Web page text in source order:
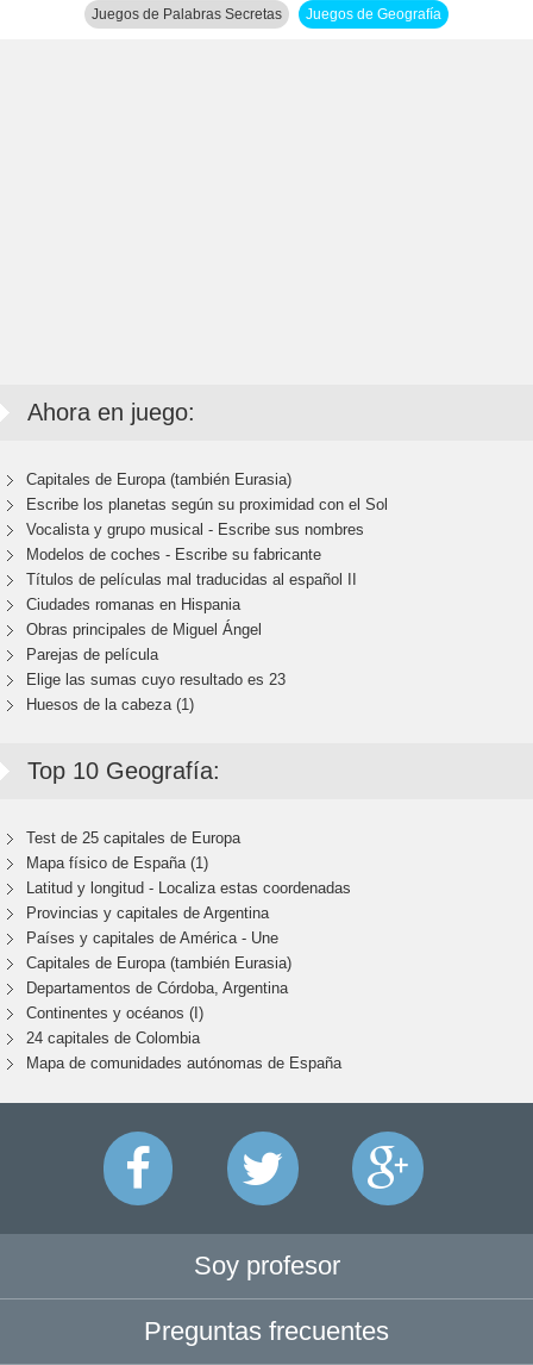
Juegos de Palabras Secretas Juegos de Geografía
Ahora en juego:
Capitales de Europa (también Eurasia)
Escribe los planetas según su proximidad con el Sol
Vocalista y grupo musical - Escribe sus nombres
Modelos de coches - Escribe su fabricante
Títulos de películas mal traducidas al español II
Ciudades romanas en Hispania
Obras principales de Miguel Ángel
Parejas de película
Elige las sumas cuyo resultado es 23
Huesos de la cabeza (1)
Top 10 Geografía:
Test de 25 capitales de Europa
Mapa físico de España (1)
Latitud y longitud - Localiza estas coordenadas
Provincias y capitales de Argentina
Países y capitales de América - Une
Capitales de Europa (también Eurasia)
Departamentos de Córdoba, Argentina
Continentes y océanos (I)
24 capitales de Colombia
Mapa de comunidades autónomas de España
Soy profesor
Preguntas frecuentes